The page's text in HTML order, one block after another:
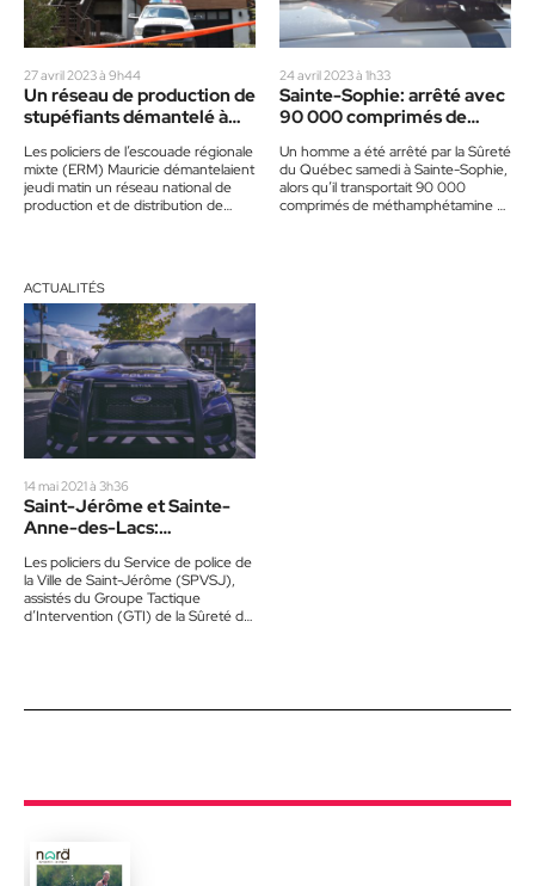
27 avril 2023 à 9h44
Un réseau de production de
stupéfiants démantelé à
Les policiers de l’escouade régionale
mixte (ERM) Mauricie démantelaient
jeudi matin un réseau national de
production et de distribution de
24 avril 2023 à 1h33
Sainte-Sophie: arrêté avec
90 000 comprimés de
Un homme a été arrêté par la Sûreté
du Québec samedi à Sainte-Sophie,
alors qu’il transportait 90 000
comprimés de méthamphétamine et
ACTUALITÉS
14 mai 2021 à 3h36
Saint-Jérôme et Sainte-
Anne-des-Lacs:
stupéfiants
Les policiers du Service de police de
la Ville de Saint-Jérôme (SPVSJ),
assistés du Groupe Tactique
d’Intervention (GTI) de la Sûreté du